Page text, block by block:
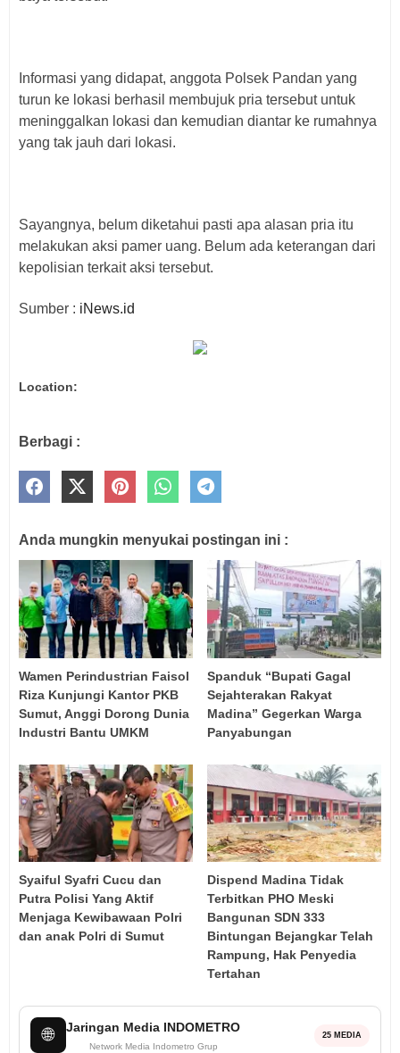
Informasi yang didapat, anggota Polsek Pandan yang
turun ke lokasi berhasil membujuk pria tersebut untuk
meninggalkan lokasi dan kemudian diantar ke rumahnya
yang tak jauh dari lokasi.
Sayangnya, belum diketahui pasti apa alasan pria itu
melakukan aksi pamer uang. Belum ada keterangan dari
kepolisian terkait aksi tersebut.
Sumber : iNews.id
Location:
Berbagi :
Anda mungkin menyukai postingan ini :
Wamen Perindustrian Faisol
Riza Kunjungi Kantor PKB
Sumut, Anggi Dorong Dunia
Industri Bantu UMKM
Spanduk “Bupati Gagal
Sejahterakan Rakyat
Madina” Gegerkan Warga
Panyabungan
Syaiful Syafri Cucu dan
Putra Polisi Yang Aktif
Menjaga Kewibawaan Polri
dan anak Polri di Sumut
Dispend Madina Tidak
Terbitkan PHO Meski
Bangunan SDN 333
Bintungan Bejangkar Telah
Rampung, Hak Penyedia
Tertahan
🌐 Jaringan Media INDOMETRO
Network Media Indometro Grup
25 MEDIA